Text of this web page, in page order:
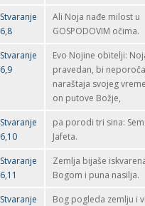
Stvaranje
6,8
Ali Noja nađe milost u
GOSPODOVIM očima.
Stvaranje
6,9
Evo Nojine obitelji:
pravedan, bi
naraštaja svojeg
on putove Božje,
Stvaranje
6,10
pa porodi tri sina:
Jafeta.
Stvaranje
6,11
Zemlja bijaše
Bogom i puna nasilja.
Stvaranje
Bog pogleda zemlju i